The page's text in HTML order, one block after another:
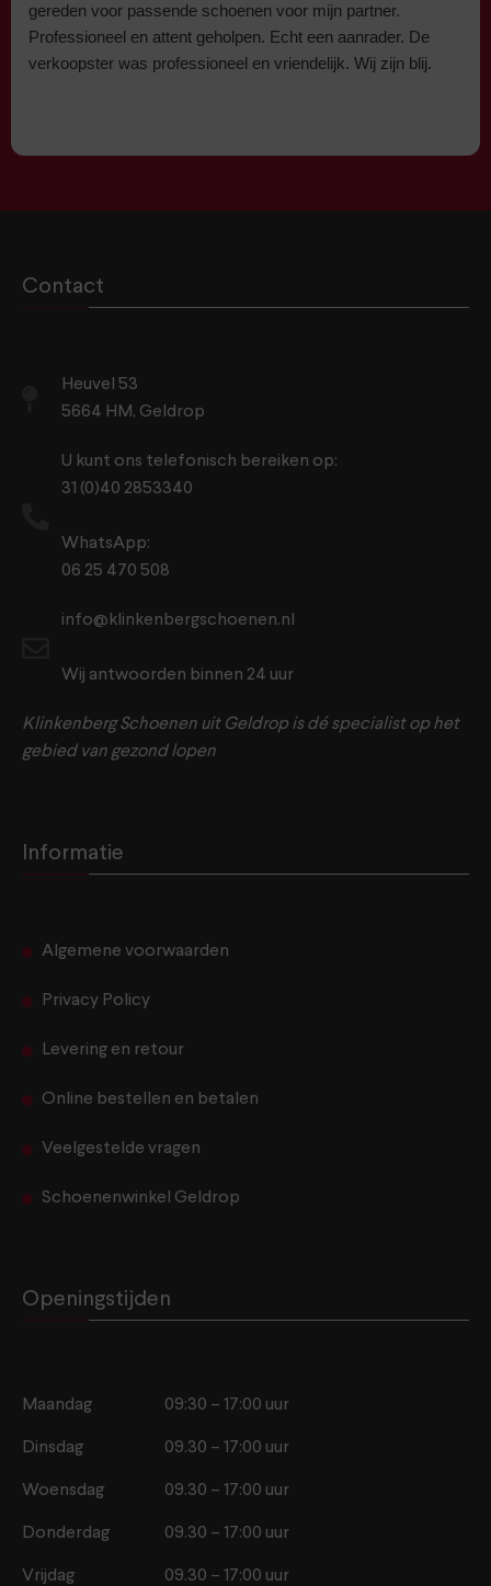
gereden voor passende schoenen voor mijn partner.
Professioneel en attent geholpen. Echt een aanrader. De
verkoopster was professioneel en vriendelijk. Wij zijn blij.
Contact
Heuvel 53
5664 HM, Geldrop
U kunt ons telefonisch bereiken op:
31 (0)40 2853340
WhatsApp:
06 25 470 508
info@klinkenbergschoenen.nl
Wij antwoorden binnen 24 uur
Klinkenberg Schoenen uit Geldrop is dé specialist op het
gebied van gezond lopen
Informatie
Algemene voorwaarden
Privacy Policy
Levering en retour
Online bestellen en betalen
Veelgestelde vragen
Schoenenwinkel Geldrop
Openingstijden
Maandag 09:30 – 17:00 uur
Dinsdag 09.30 – 17:00 uur
Woensdag 09.30 – 17:00 uur
Donderdag 09.30 – 17:00 uur
Vrijdag 09.30 – 17:00 uur